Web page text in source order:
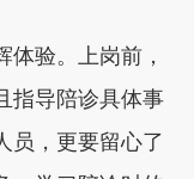
验。上岗前，
指导陪诊具体事
员，更要留心了